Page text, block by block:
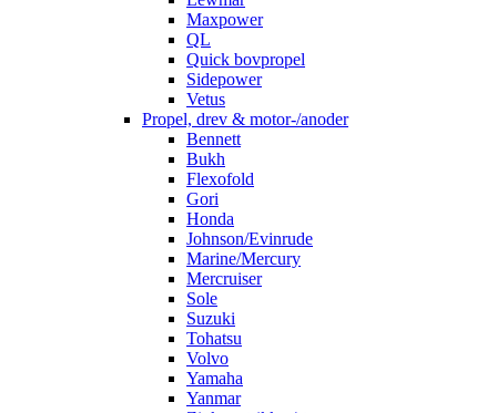
Maxpower
QL
Quick bovpropel
Sidepower
Vetus
Propel, drev & motor-/anoder
Bennett
Bukh
Flexofold
Gori
Honda
Johnson/Evinrude
Marine/Mercury
Mercruiser
Sole
Suzuki
Tohatsu
Volvo
Yamaha
Yanmar